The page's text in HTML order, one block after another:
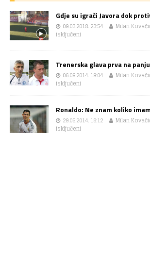
Gdje su igrači Javora dok
09.03.2018. 23:54 Milan
isključeni
Trenerska glava prva na panju
06.09.2014. 19:04 Milan
isključeni
Ronaldo: Ne znam koliko
29.05.2014. 18:12 Milan
isključeni